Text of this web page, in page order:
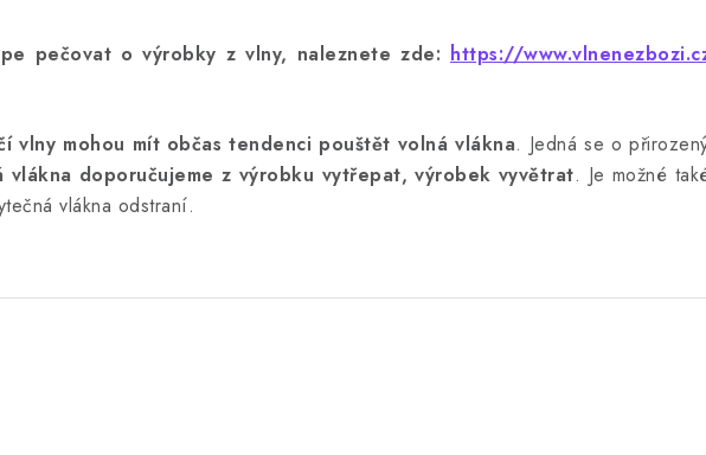
pečovat o výrobky z vlny, naleznete zde: https://
vlny mohou mít občas tendenci pouštět volná vlákna. Jedná se o
vlákna doporučujeme z výrobku vytřepat, výrobek vyvětrat. Je možné
vlákna odstraní.